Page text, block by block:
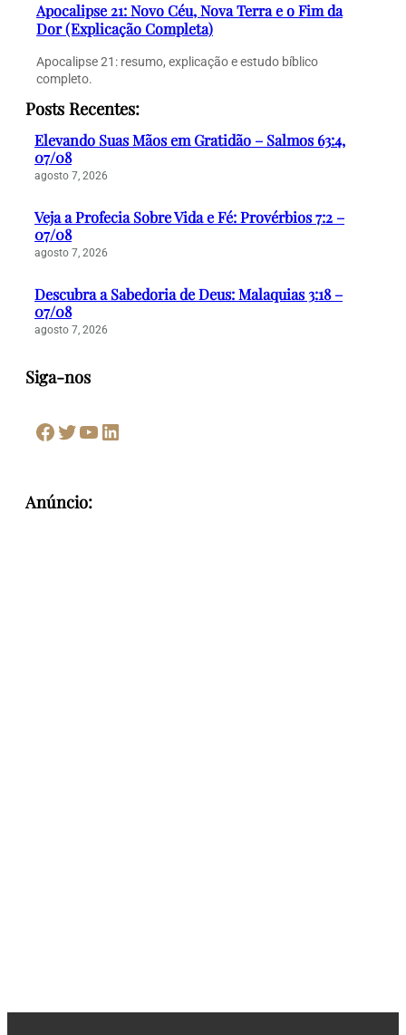
Apocalipse 21: Novo Céu, Nova Terra e o Fim da
Dor (Explicação Completa)
Apocalipse 21: resumo, explicação e estudo bíblico
completo.
Posts Recentes:
Elevando Suas Mãos em Gratidão – Salmos 63:4,
07/08
agosto 7, 2026
Veja a Profecia Sobre Vida e Fé: Provérbios 7:2 –
07/08
agosto 7, 2026
Descubra a Sabedoria de Deus: Malaquias 3:18 –
07/08
agosto 7, 2026
Siga-nos
Facebook Twitter Youtube LinkedIn
Anúncio: